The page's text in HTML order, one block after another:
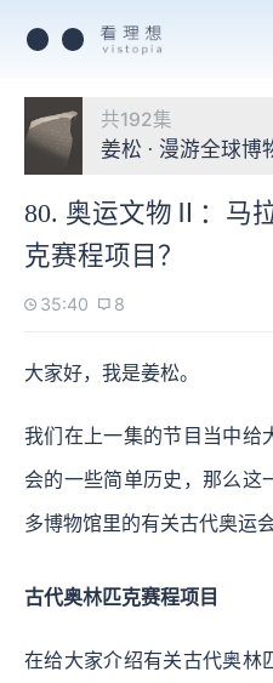
共192集
姜松 · 漫游全球博
80. 奥运文物Ⅱ：马
克赛程项目？
35:40 8
大家好，我是姜松。
我们在上一集的节目当中给
会的一些简单历史，那么这
多博物馆里的有关古代奥运
古代奥林匹克赛程项目
在给大家介绍有关古代奥林